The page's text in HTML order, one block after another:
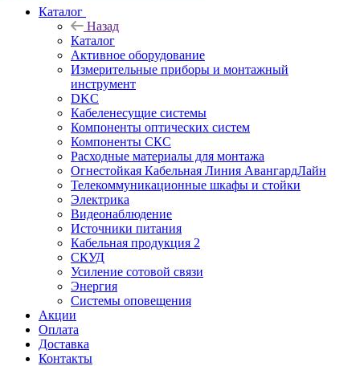
Каталог
Назад
Каталог
Активное оборудование
Измерительные приборы и монтажный
инструмент
DKC
Кабеленесущие системы
Компоненты оптических систем
Компоненты СКС
Расходные материалы для монтажа
Огнестойкая Кабельная Линия АвангардЛайн
Телекоммуникационные шкафы и стойки
Электрика
Видеонаблюдение
Источники питания
Кабельная продукция 2
СКУД
Усиление сотовой связи
Энергия
Системы оповещения
Акции
Оплата
Доставка
Контакты